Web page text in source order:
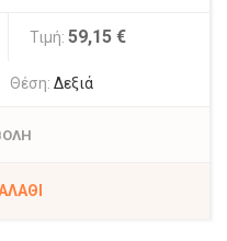
Τιμή: 59,15 €
Θέση: Δεξιά